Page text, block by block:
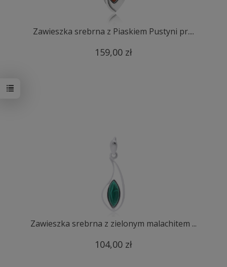
Zawieszka srebrna z Piaskiem Pustyni pr....
159,00 zł
Zawieszka srebrna z zielonym malachitem ...
104,00 zł